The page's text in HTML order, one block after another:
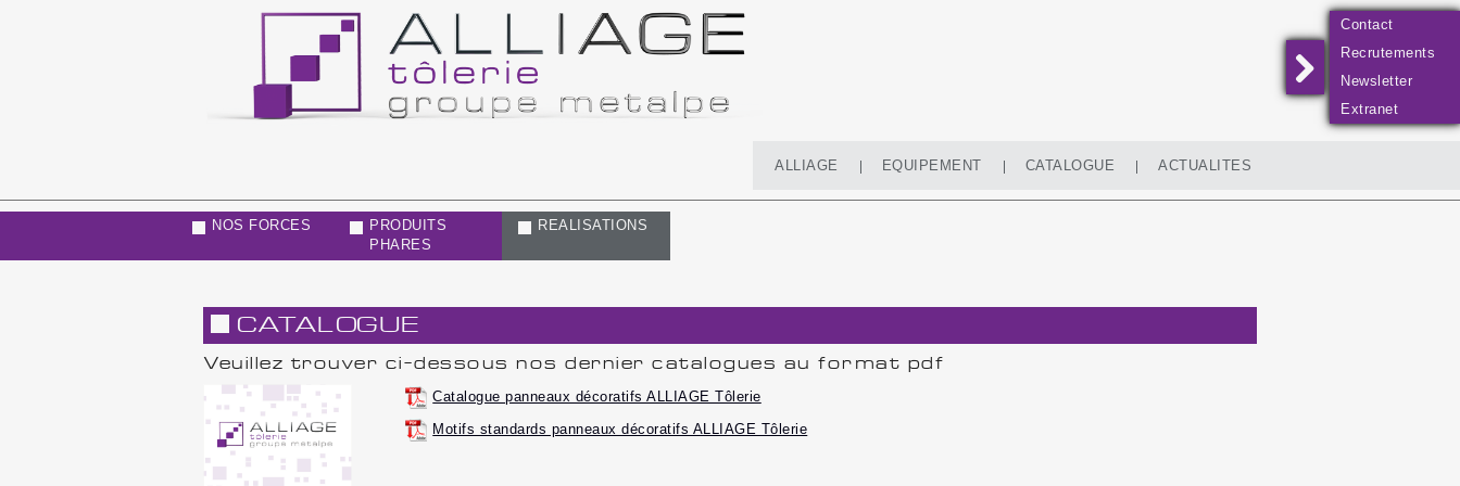
ALLIAGE EQUIPEMENT CATALOGUE ACTUALITES
NOS FORCES
PRODUITS
PHARES
REALISATIONS
Contact
Recrutements
Newsletter
Extranet
CATALOGUE
Veuillez trouver ci-dessous nos dernier catalogues au format pdf
Catalogue panneaux décoratifs ALLIAGE Tôlerie
Motifs standards panneaux décoratifs ALLIAGE Tôlerie